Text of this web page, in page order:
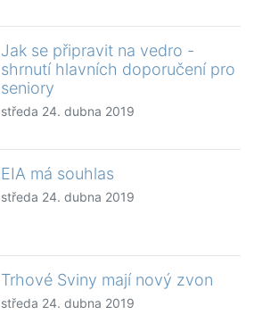
Jak se připravit na vedro -
shrnutí hlavních doporučení pro
seniory
středa 24. dubna 2019
EIA má souhlas
středa 24. dubna 2019
Trhové Sviny mají nový zvon
středa 24. dubna 2019